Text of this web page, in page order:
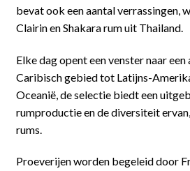
bevat ook een aantal verrassingen,
Clairin en Shakara rum uit Thailand.
Elke dag opent een venster naar
Caribisch gebied tot Latijns-
Oceanië, de selectie biedt een
rumproductie en de diversiteit
rums.
Proeverijen worden begeleid door